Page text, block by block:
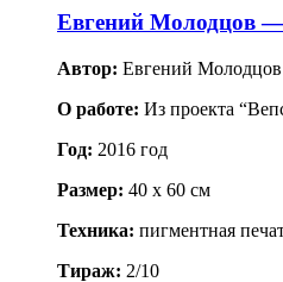
Евгений Молодцов —
Автор: Евгений Молодцов
О работе: Из проекта
Год: 2016 год
Размер: 40 x 60 см
Техника: пигментная
Тираж: 2/10